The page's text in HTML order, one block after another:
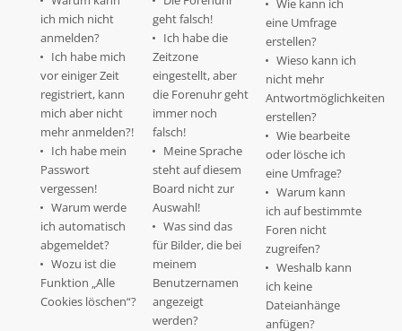
ich mich nicht
anmelden?
Ich habe mich
vor einiger Zeit
registriert, kann
mich aber nicht
mehr anmelden?!
Ich habe mein
Passwort
vergessen!
Warum werde
ich automatisch
abgemeldet?
Wozu ist die
Funktion „Alle
Cookies löschen“?
geht falsch!
Ich habe die
Zeitzone
eingestellt, aber
die Forenuhr geht
immer noch
falsch!
Meine Sprache
steht auf diesem
Board nicht zur
Auswahl!
Was sind das
für Bilder, die bei
meinem
Benutzernamen
angezeigt
werden?
Wie kann ich
eine Umfrage
erstellen?
Wieso kann ich
nicht mehr
Antwortmöglichkeiten
erstellen?
Wie bearbeite
oder lösche ich
eine Umfrage?
Warum kann
ich auf bestimmte
Foren nicht
zugreifen?
Weshalb kann
ich keine
Dateianhänge
anfügen?